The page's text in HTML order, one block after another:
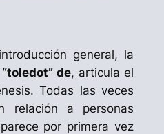
general, la
de, articula el
Todas las veces
relación a personas
por primera vez